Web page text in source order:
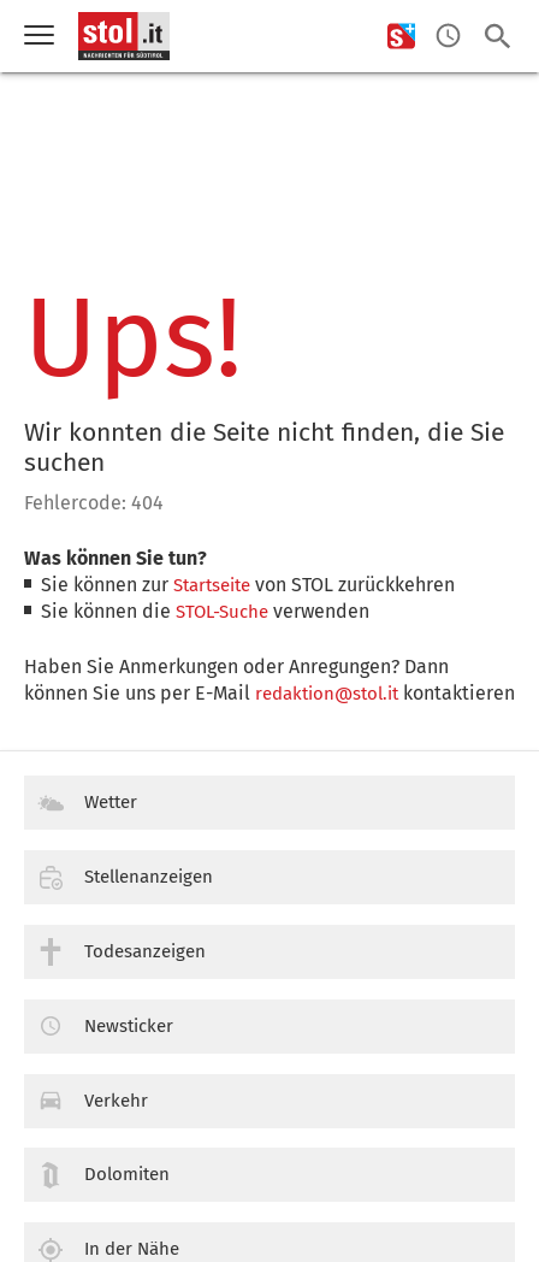
Ups!
Wir konnten die Seite nicht finden, die Sie
suchen
Fehlercode: 404
Was können Sie tun?
Sie können zurStartseite von STOL zurückkehren
Sie können dieSTOL-Suche verwenden
Haben Sie Anmerkungen oder Anregungen? Dann
können Sie uns per E-Mail redaktion@stol.itkontaktieren
Wetter
Stellenanzeigen
Todesanzeigen
Newsticker
Verkehr
Dolomiten
In der Nähe